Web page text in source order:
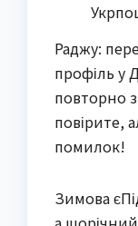
Раджу:
профіль у
повторно
повірите,
помилок!
Зимова